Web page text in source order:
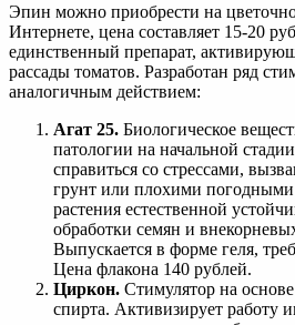
Эпин можно приобрести на
Интернете, цена составляет 15-20
единственный препарат,
рассады томатов. Разработан ряд
аналогичным действием:
Агат 25. Биологическое
патологии на начальной
справиться со стрессами,
грунт или плохими погодными
растения естественной
обработки семян и
Выпускается в форме геля,
Цена флакона 140 рублей.
Циркон. Стимулятор на
спирта. Активизирует работу